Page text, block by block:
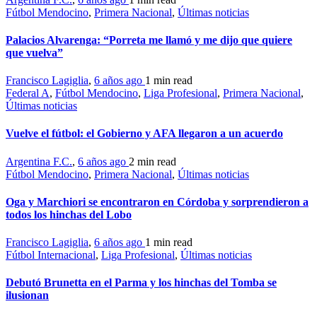
Fútbol Mendocino, Primera Nacional, Últimas noticias
Palacios Alvarenga: “Porreta me llamó y me dijo que quiere
que vuelva”
Francisco Lagiglia, 6 años ago 1 min read
Federal A, Fútbol Mendocino, Liga Profesional, Primera Nacional,
Últimas noticias
Vuelve el fútbol: el Gobierno y AFA llegaron a un acuerdo
Argentina F.C., 6 años ago 2 min read
Fútbol Mendocino, Primera Nacional, Últimas noticias
Oga y Marchiori se encontraron en Córdoba y sorprendieron a
todos los hinchas del Lobo
Francisco Lagiglia, 6 años ago 1 min read
Fútbol Internacional, Liga Profesional, Últimas noticias
Debutó Brunetta en el Parma y los hinchas del Tomba se
ilusionan